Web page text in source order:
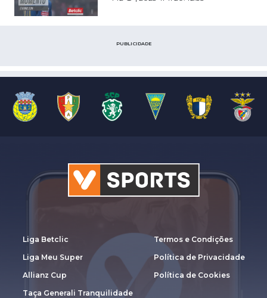
PUBLICIDADE
Liga Betclic
Liga Meu Super
Allianz Cup
Taça Generali Tranquilidade
Termos e Condições
Política de Privacidade
Política de Cookies